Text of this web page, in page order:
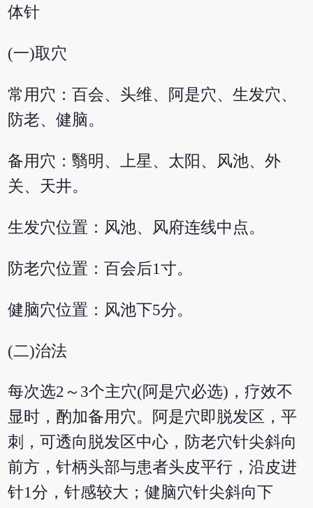
体针
(一)取穴
常用穴：百会、头维、阿是穴、生发穴、
防老、健脑。
备用穴：翳明、上星、太阳、风池、外
关、天井。
生发穴位置：风池、风府连线中点。
防老穴位置：百会后1寸。
健脑穴位置：风池下5分。
(二)治法
每次选2～3个主穴(阿是穴必选)，疗效不
显时，酌加备用穴。阿是穴即脱发区，平
刺，可透向脱发区中心，防老穴针尖斜向
前方，针柄头部与患者头皮平行，沿皮进
针1分，针感较大；健脑穴针尖斜向下